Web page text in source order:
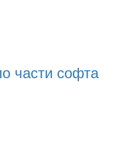
части софта